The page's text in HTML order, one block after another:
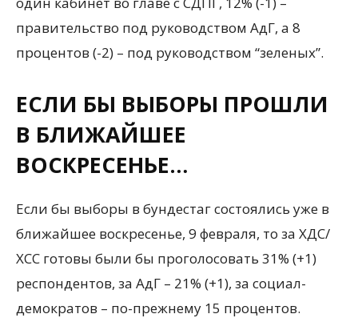
правительство под руководством АдГ, а 8
процентов (-2) – под руководством “зеленых”.
ЕСЛИ БЫ ВЫБОРЫ ПРОШЛИ
В БЛИЖАЙШЕЕ
ВОСКРЕСЕНЬЕ…
Если бы выборы в бундестаг состоялись уже в
ближайшее воскресенье, 9 февраля, то за ХДС/
ХСС готовы были бы проголосовать 31% (+1)
респондентов, за АдГ – 21% (+1), за социал-
демократов – по-прежнему 15 процентов.